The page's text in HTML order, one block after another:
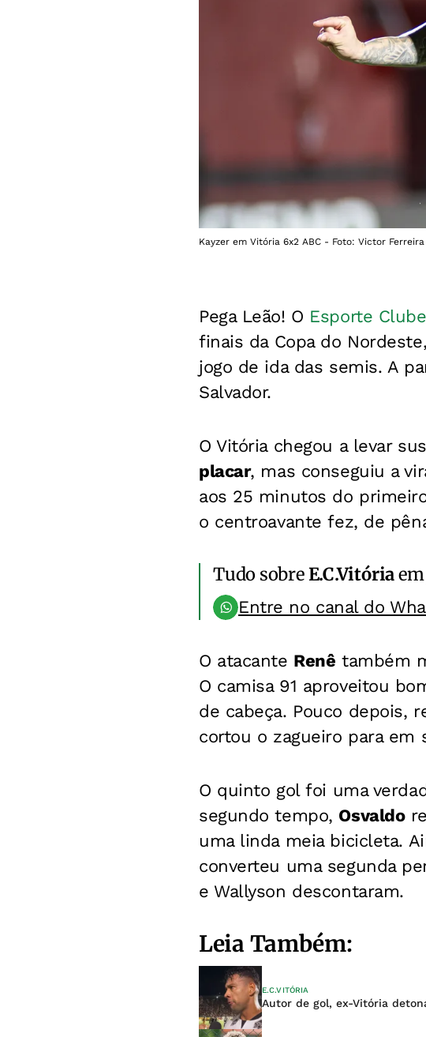
Kayzer em Vitória 6x2 ABC - Foto: Victor
Pega Leão! O Esporte
finais da Copa do
jogo de ida das semis. A
Salvador.
O Vitória chegou a levar
placar, mas conseguiu a
aos 25 minutos do
o centroavante fez, de
Tudo sobreE.C.Vitória
Entre no canal do
O atacante Renê também
O camisa 91 aproveitou
de cabeça. Pouco depois,
cortou o zagueiro para em
O quinto gol foi uma
segundo tempo, Osvaldo
uma linda meia bicicleta.
converteu uma segunda
e Wallyson descontaram.
Leia Também:
E.C.VITÓRIA
Autor de gol, ex-Vitória